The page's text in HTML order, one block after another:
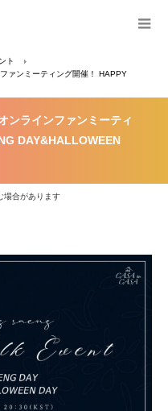
ト
ァンミーティング開催！ HAPPY
ンラインファンミーティ
DAY&HALLOWEEN
場合があります